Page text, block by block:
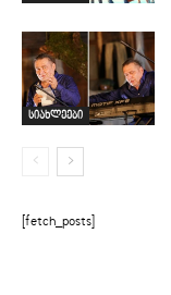
სიახლეები
[fetch_posts]